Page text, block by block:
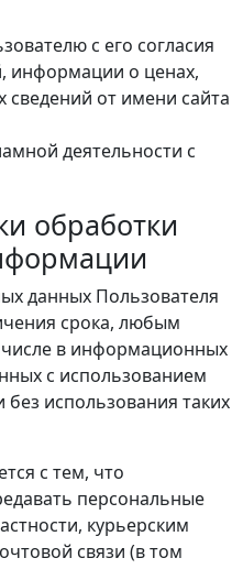
с его согласия
информации о ценах,
сведений от имени сайта
деятельности с
обработки
данных Пользователя
срока, любым
в информационных
с использованием
без использования таких
с тем, что
персональные
курьерским
связи (в том